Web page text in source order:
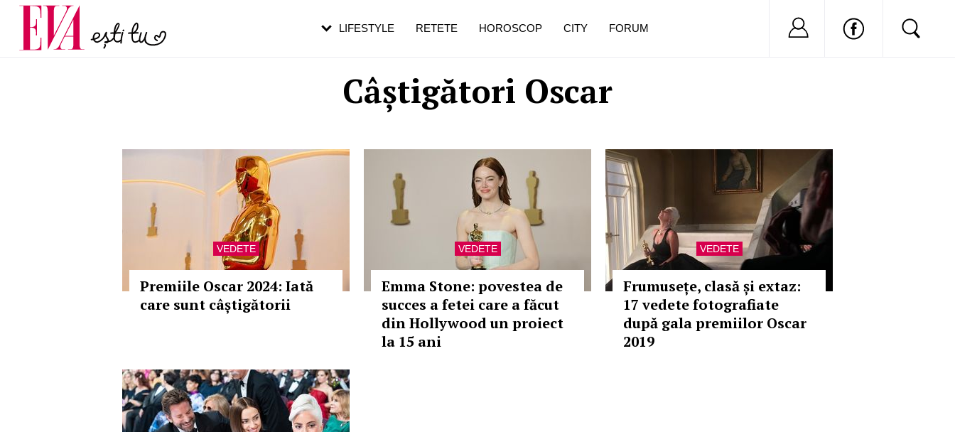
Câștigători Oscar
VEDETE
Premiile Oscar 2024: Iată
care sunt câștigătorii
VEDETE
Emma Stone: povestea de
succes a fetei care a făcut
din Hollywood un proiect
la 15 ani
VEDETE
Frumusețe, clasă și extaz:
17 vedete fotografiate
după gala premiilor Oscar
2019
LIFESTYLE RETETE HOROSCOP CITY FORUM Nu ai cont?
Carieră
Actualitate
pe măsură ce înaintezi în vârstă
de dureroasă este investigația